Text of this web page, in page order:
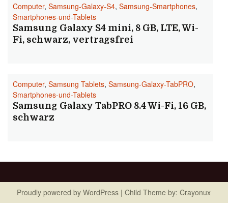
Computer, Samsung-Galaxy-S4, Samsung-Smartphones,
Smartphones-und-Tablets
Samsung Galaxy S4 mini, 8 GB, LTE, Wi-
Fi, schwarz, vertragsfrei
Computer, Samsung Tablets, Samsung-Galaxy-TabPRO,
Smartphones-und-Tablets
Samsung Galaxy TabPRO 8.4 Wi-Fi, 16 GB,
schwarz
Proudly powered by WordPress | Child Theme by: Crayonux